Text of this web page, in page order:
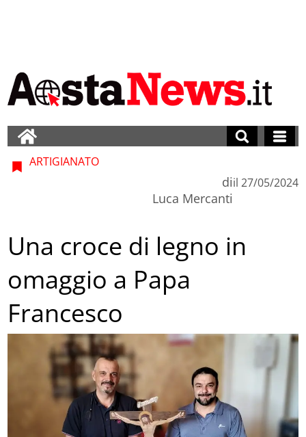
ARTIGIANATO
di
Luca Mercanti
il 27/05/2024
Una croce di legno in
omaggio a Papa
Francesco